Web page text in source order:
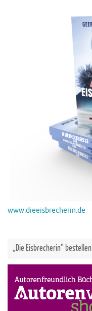
www.dieeisbrecherin.de
„Die Eisbrecherin“ bestellen